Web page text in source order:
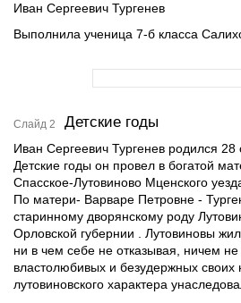
Иван Сергеевич Тургенев
Выполнила ученица 7-б класса
Слайд 2 Детские годы
Иван Сергеевич Тургенев родился 28
Детские годы он провел в богатой
Спасское-Лутовиново Мценского
По матери- Варваре Петровне -
старинному дворянскому роду
Орловской губернии . Лутовиновы
ни в чем себе не отказывая, ничем не
властолюбивых и безудержных своих
лутовиновского характера